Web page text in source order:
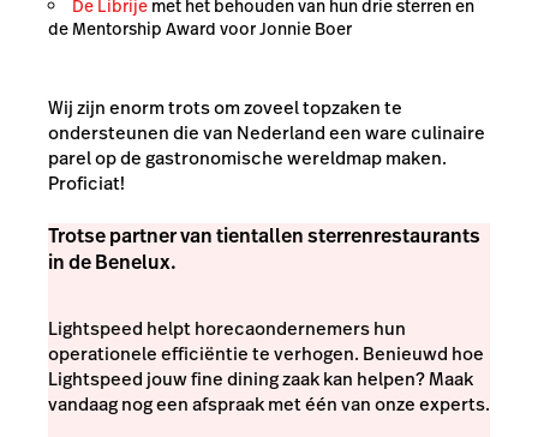
De Librije met het behouden van hun drie sterren en
de Mentorship Award voor Jonnie Boer
Wij zijn enorm trots om zoveel topzaken te
ondersteunen die van Nederland een ware culinaire
parel op de gastronomische wereldmap maken.
Proficiat!
Trotse partner van tientallen sterrenrestaurants
in de Benelux.
Lightspeed helpt horecaondernemers hun
operationele efficiëntie te verhogen. Benieuwd hoe
Lightspeed jouw fine dining zaak kan helpen? Maak
vandaag nog een afspraak met één van onze experts.